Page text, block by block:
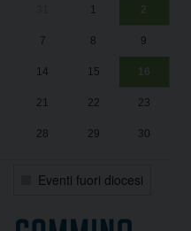
1 2
7 8 9
14 15 16
21 22 23
28 29 30
Eventi fuori diocesi